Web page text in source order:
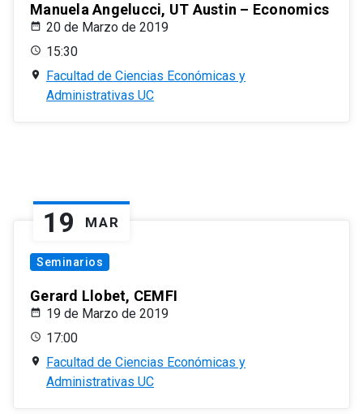
Manuela Angelucci, UT Austin – Economics
20 de Marzo de 2019
15:30
Facultad de Ciencias Económicas y
Administrativas UC
19 MAR
Seminarios
Gerard Llobet, CEMFI
19 de Marzo de 2019
17:00
Facultad de Ciencias Económicas y
Administrativas UC